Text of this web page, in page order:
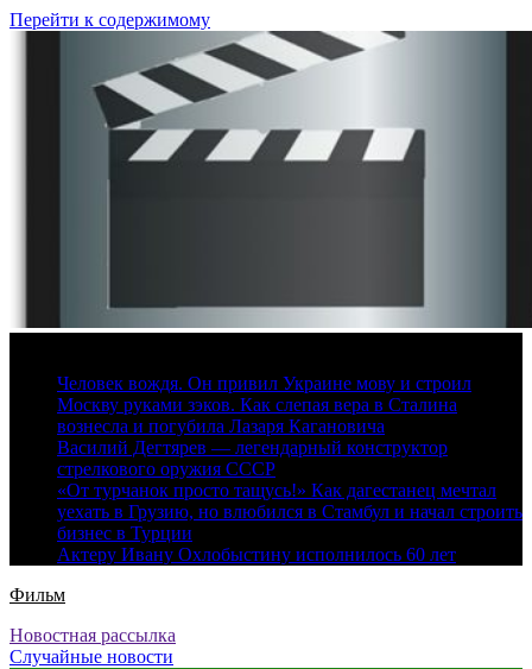
Перейти к содержимому
Человек вождя. Он привил Украине мову и строил
Москву руками зэков. Как слепая вера в Сталина
вознесла и погубила Лазаря Кагановича
Василий Дегтярев — легендарный конструктор
стрелкового оружия СССР
«От турчанок просто тащусь!» Как дагестанец мечтал
уехать в Грузию, но влюбился в Стамбул и начал строить
бизнес в Турции
Актеру Ивану Охлобыстину исполнилось 60 лет
Фильм
Новостная рассылка
Случайные новости